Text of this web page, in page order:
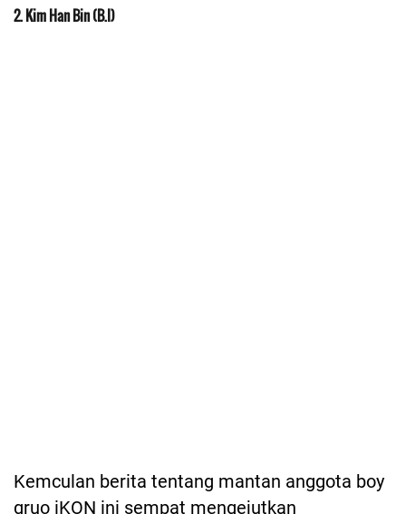
2. Kim Han Bin (B.I)
Kemculan berita tentang mantan anggota boy
gruo iKON ini sempat mengejutkan